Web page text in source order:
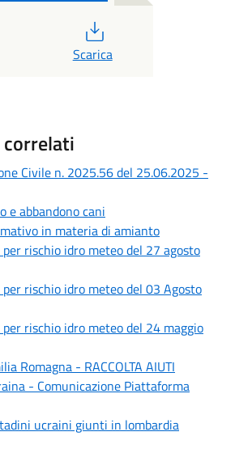
Scarica
Civile n. 2025.56 del 25.06.2025 -
e abbandono cani
in materia di amianto
rischio idro meteo del 27 agosto
rischio idro meteo del 03 Agosto
rischio idro meteo del 24 maggio
Romagna - RACCOLTA AIUTI
- Comunicazione Piattaforma
ucraini giunti in lombardia